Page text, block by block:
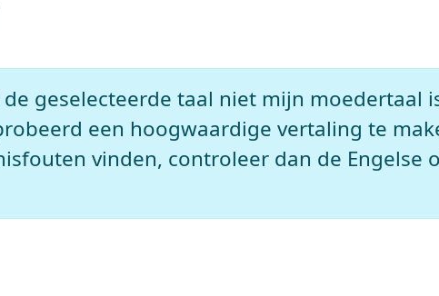
geselecteerde taal niet mijn moedertaal
een hoogwaardige vertaling te
vinden, controleer dan de Engelse